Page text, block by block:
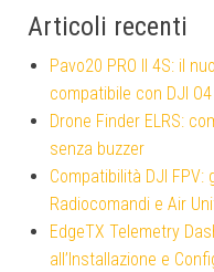
Articoli recenti
Pavo20 PRO II 4S: il
compatibile con DJI
Drone Finder ELRS:
senza buzzer
Compatibilità DJI FPV:
Radiocomandi e Air
EdgeTX Telemetry
all’Installazione e